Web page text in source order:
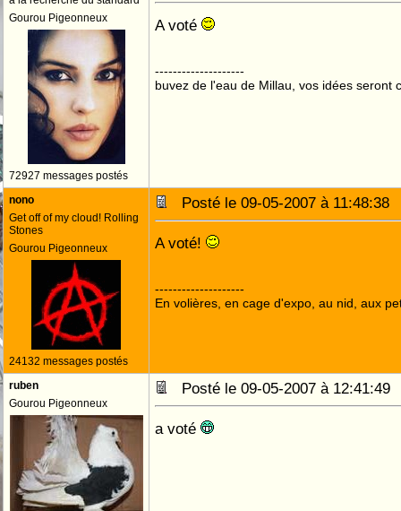
Gourou Pigeonneux
72927 messages postés
A voté
--------------------
buvez de l'eau de Millau, vos idées seront
nono
Get off of my cloud! Rolling
Stones
Gourou Pigeonneux
24132 messages postés
Posté le 09-05-2007 à
A voté!
--------------------
En volières, en cage d'expo, au nid, aux
ruben
Gourou Pigeonneux
Posté le 09-05-2007 à
a voté